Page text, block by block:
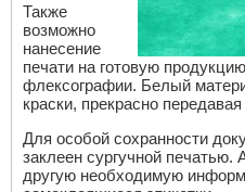
Также
возможно
нанесение
печати на готовую
флексографии. Белый
краски, прекрасно передавая
Для особой сохранности
заклеен сургучной печатью.
другую необходимую